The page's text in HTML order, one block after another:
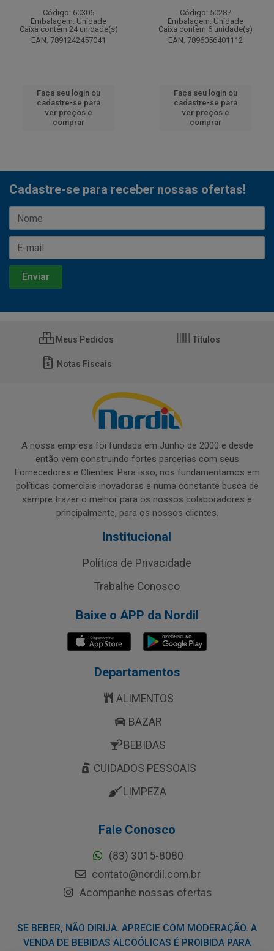
Código: 60306
Embalagem: Unidade
Caixa contém 24 unidade(s)
EAN: 7891242457041
Faça seu login ou
cadastre-se para
ver preços e
comprar
Código: 50287
Embalagem: Unidade
Caixa contém 6 unidade(s)
EAN: 7896056401112
Faça seu login ou
cadastre-se para
ver preços e
comprar
Cadastre-se para receber nossas ofertas!
Meus Pedidos Títulos
Notas Fiscais
A nossa empresa foi fundada em Junho de 2000 e desde
então vem construindo fortes parcerias com seus
Fornecedores e Clientes. Para isso, nos fundamentamos em
políticas comerciais inovadoras e numa constante busca de
sempre trazer o melhor para os nossos colaboradores e
principalmente, para os nossos clientes.
Institucional
Política de Privacidade
Trabalhe Conosco
Baixe o APP da Nordil
Departamentos
ALIMENTOS
BAZAR
BEBIDAS
CUIDADOS PESSOAIS
LIMPEZA
Fale Conosco
(83) 3015-8080
contato@nordil.com.br
Acompanhe nossas ofertas
SE BEBER, NÃO DIRIJA. APRECIE COM MODERAÇÃO. A
VENDA DE BEBIDAS ALCOÓLICAS É PROIBIDA PARA